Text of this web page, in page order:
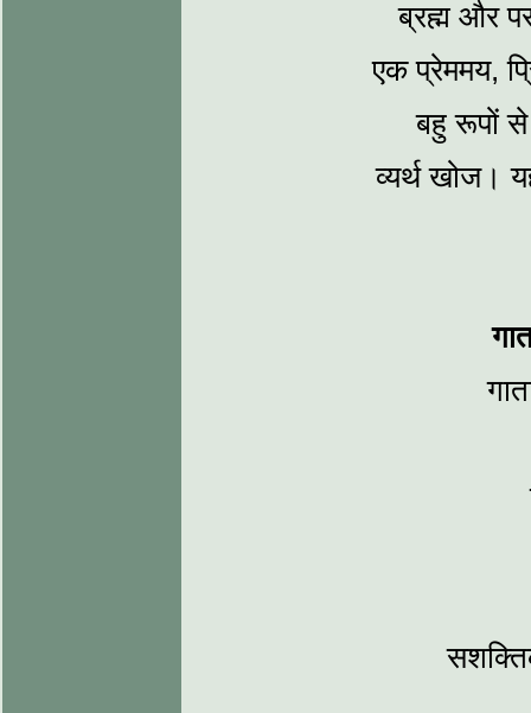
ब्रह्म और
एक प्रेममय,
बहु रूपों
व्‍यर्थ खोज।